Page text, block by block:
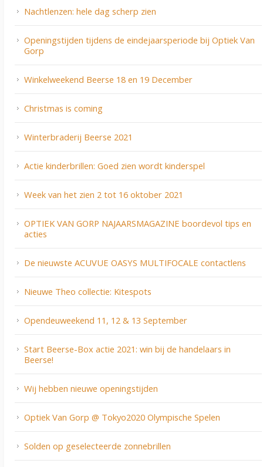
Nachtlenzen: hele dag scherp zien
Openingstijden tijdens de eindejaarsperiode bij Optiek Van
Gorp
Winkelweekend Beerse 18 en 19 December
Christmas is coming
Winterbraderij Beerse 2021
Actie kinderbrillen: Goed zien wordt kinderspel
Week van het zien 2 tot 16 oktober 2021
OPTIEK VAN GORP NAJAARSMAGAZINE boordevol tips en
acties
De nieuwste ACUVUE OASYS MULTIFOCALE contactlens
Nieuwe Theo collectie: Kitespots
Opendeuweekend 11, 12 & 13 September
Start Beerse-Box actie 2021: win bij de handelaars in
Beerse!
Wij hebben nieuwe openingstijden
Optiek Van Gorp @ Tokyo2020 Olympische Spelen
Solden op geselecteerde zonnebrillen